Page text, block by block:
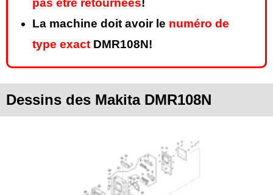
pas être retournées!
La machine doit avoir le numéro de
type exact DMR108N!
Dessins des Makita DMR108N